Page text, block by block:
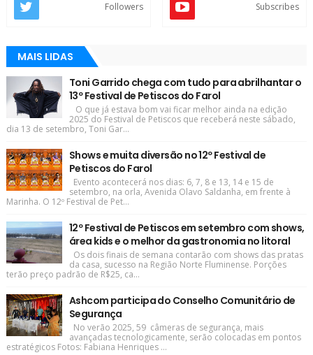
Followers Subscribes
MAIS LIDAS
Toni Garrido chega com tudo para abrilhantar o
13º Festival de Petiscos do Farol
O que já estava bom vai ficar melhor ainda na edição
2025 do Festival de Petiscos que receberá neste sábado,
dia 13 de setembro, Toni Gar...
Shows e muita diversão no 12º Festival de
Petiscos do Farol
Evento acontecerá nos dias: 6, 7, 8 e 13, 14 e 15 de
setembro, na orla, Avenida Olavo Saldanha, em frente à
Marinha. O 12º Festival de Pet...
12º Festival de Petiscos em setembro com shows,
área kids e o melhor da gastronomia no litoral
Os dois finais de semana contarão com shows das pratas
da casa, sucesso na Região Norte Fluminense. Porções
terão preço padrão de R$25, ca...
Ashcom participa do Conselho Comunitário de
Segurança
No verão 2025, 59 câmeras de segurança, mais
avançadas tecnologicamente, serão colocadas em pontos
estratégicos Fotos: Fabiana Henriques ...